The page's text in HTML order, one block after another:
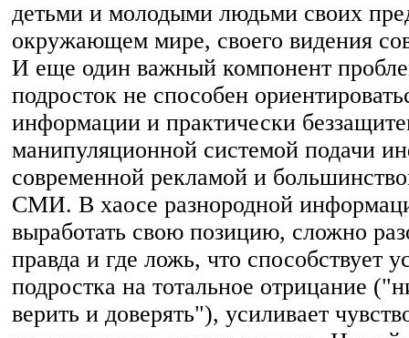
детьми и молодыми людьми своих
окружающем мире, своего видения
И еще один важный компонент
подросток не способен
информации и практически
манипуляционной системой подачи
современной рекламой и
СМИ. В хаосе разнородной
выработать свою позицию, сложно
правда и где ложь, что способствует
подростка на тотальное отрицание
верить и доверять"), усиливает